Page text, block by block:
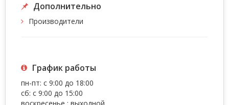
Дополнительно
Производители
График работы
пн-пт: с 9:00 до 18:00
сб: с 9:00 до 15:00